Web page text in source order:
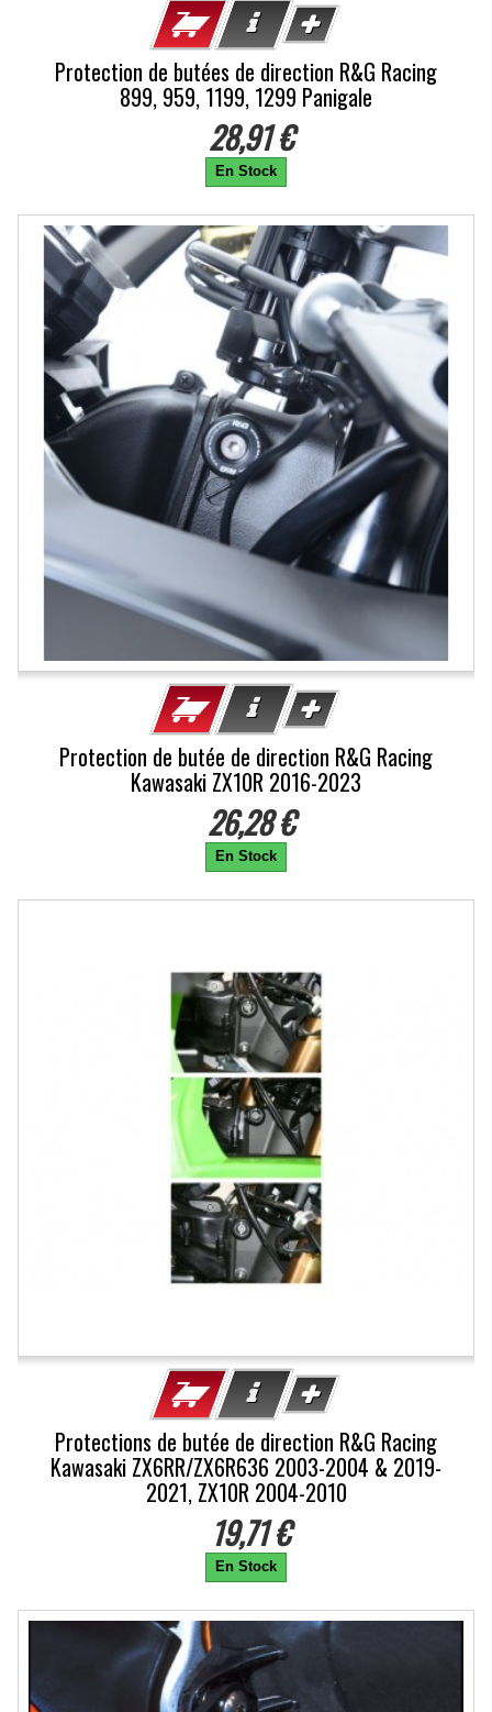
Protection de butées de direction R&G Racing
899, 959, 1199, 1299 Panigale
28,91 €
En Stock
Protection de butée de direction R&G Racing
Kawasaki ZX10R 2016-2023
26,28 €
En Stock
Protections de butée de direction R&G Racing
Kawasaki ZX6RR/ZX6R636 2003-2004 & 2019-
2021, ZX10R 2004-2010
19,71 €
En Stock